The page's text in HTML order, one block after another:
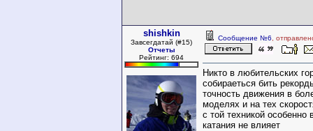
shishkin
Завсегдатай (#15)
Отчеты
Рейтинг: 694
Сообщение №6 ,
Никто в любительских
собираеться бить
точность движения в
моделях и на тех
с той техникой особенно
катания не влияет